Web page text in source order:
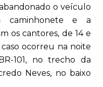
o veículo
e a
os cantores, de 14 e
ocorreu na noite
101, no trecho da
Neves, no baixo